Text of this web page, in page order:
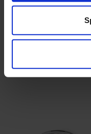
Szczegóły
Zobacz także